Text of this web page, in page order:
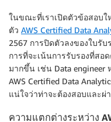
ในขณะที่เราเปิดตัวข้อสอบใ
ตัว AWS Certified Data
2567 การปิดตัวลงของใบรั
การที่จะเน้นการรับรองที่สอ
มากขึ้น เช่น Data engineer
AWS Certified Data
แน่ใจว่าท่าจะต้องสอบและผ่
ความแตกต่างระหว่าง